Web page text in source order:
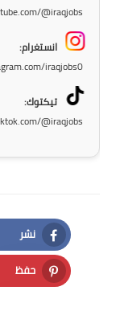
@iraqjobs
انستغرام:
iraqjobs0/
تيكتوك:
@iraqjobs
نشر
Facebook
حفظ
Pinterest